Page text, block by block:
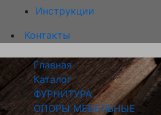
Инструкции
Контакты
Главная
Каталог
ФУРНИТУРА
ОПОРЫ МЕБЕЛЬНЫЕ